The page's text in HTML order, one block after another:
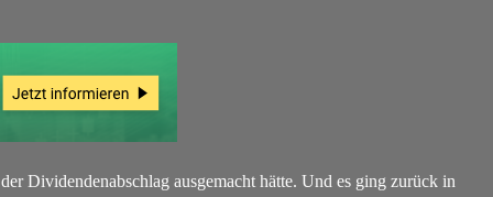
Dividendenabschlag ausgemacht hätte. Und es ging zurück in